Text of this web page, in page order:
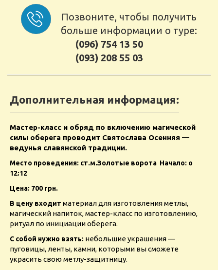
Позвоните, чтобы получить
больше информации о туре:
(096) 754 13 50
(093) 208 55 03
Дополнительная информация:
Мастер-класс и обряд по включению магической
силы оберега проводит Святослава Осенняя —
ведунья славянской традиции.
Место проведения: ст.м.Золотые ворота Начало: о
12:12
Цена: 700 грн.
В цену входит материал для изготовления метлы,
магический напиток, мастер-класс по изготовлению,
ритуал по инициации оберега.
С собой нужно взять: небольшие украшения —
пуговицы, ленты, камни, которыми вы сможете
украсить свою метлу-защитницу.